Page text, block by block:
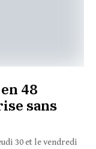
48
sans
30 et le vendredi